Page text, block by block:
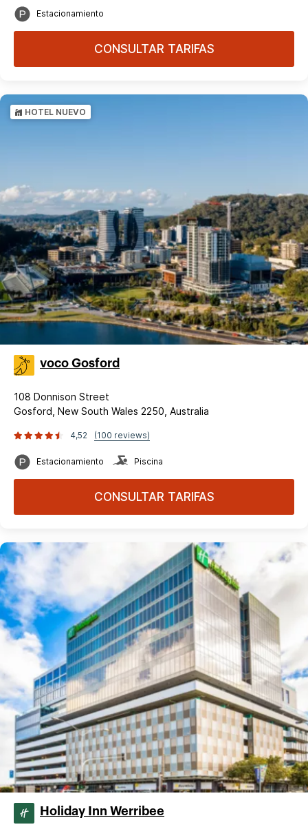
Estacionamiento
CONSULTAR TARIFAS
HOTEL NUEVO
voco Gosford
108 Donnison Street
Gosford, New South Wales 2250, Australia
4,52 (100 reviews)
Estacionamiento Piscina
CONSULTAR TARIFAS
Holiday Inn Werribee